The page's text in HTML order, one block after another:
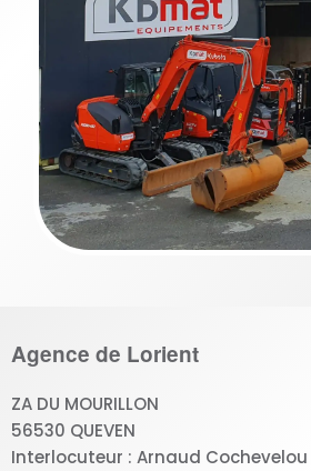
Agence de Lorient
ZA DU MOURILLON
56530 QUEVEN
Interlocuteur : Arnaud Cochevelou